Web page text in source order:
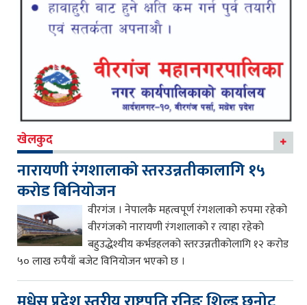
खेलकुद
नारायणी रंगशालाको स्तरउन्नतीकालागि १५
करोड बिनियोजन
वीरगंज । नेपालकै महत्वपूर्ण रंगशलाको रुपमा रहेको
वीरगंजको नारायणी रंगशालाको र त्याहा रहेको
बहुउद्धेश्यीय कर्भडहलको स्तरउन्नतीकोलागि १२ करोड
५० लाख रुपैयाँ बजेट विनियोजन भएको छ ।